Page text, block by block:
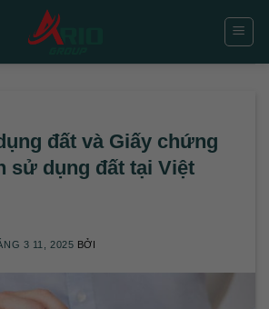
đất và Giấy chứng
sử dụng đất tại Việt
3 11, 2025 BỞI